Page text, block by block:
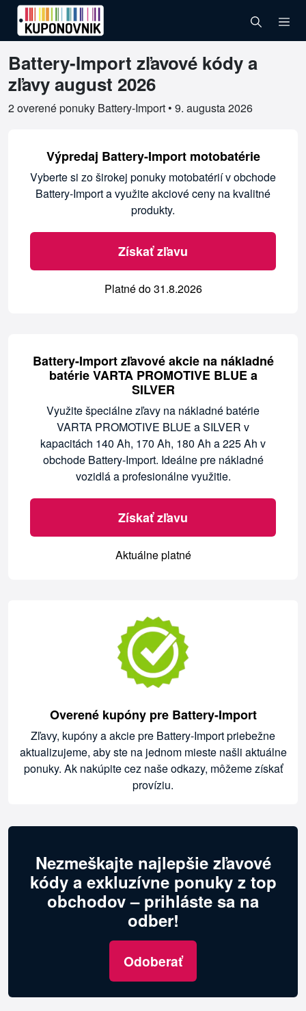
Battery-Import zľavové kódy a
zľavy august 2026
2 overené ponuky Battery-Import • 9. augusta 2026
Overené kupóny pre Battery-Import
Výpredaj Battery-Import motobatérie
Vyberte si zo širokej ponuky motobatérií v obchode
Battery-Import a využite akciové ceny na kvalitné
produkty.
Získať zľavu
Platné do 31.8.2026
Battery-Import zľavové akcie na nákladné
batérie VARTA PROMOTIVE BLUE a
SILVER
Využite špeciálne zľavy na nákladné batérie
VARTA PROMOTIVE BLUE a SILVER v
kapacitách 140 Ah, 170 Ah, 180 Ah a 225 Ah v
obchode Battery-Import. Ideálne pre nákladné
vozidlá a profesionálne využitie.
Získať zľavu
Aktuálne platné
Overené kupóny pre Battery-Import
Zľavy, kupóny a akcie pre Battery-Import priebežne
aktualizujeme, aby ste na jednom mieste našli aktuálne
ponuky. Ak nakúpite cez naše odkazy, môžeme získať
províziu.
Nezmeškajte najlepšie zľavové
kódy a exkluzívne ponuky z top
obchodov – prihláste sa na
odber!
Odoberať